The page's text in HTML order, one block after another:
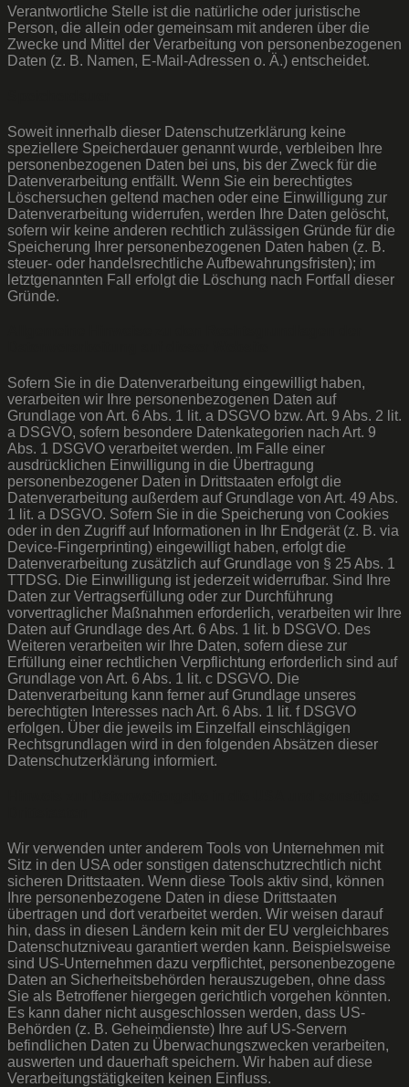
Verantwortliche Stelle ist die natürliche oder juristische
Person, die allein oder gemeinsam mit anderen über die
Zwecke und Mittel der Verarbeitung von personenbezogenen
Daten (z. B. Namen, E-Mail-Adressen o. Ä.) entscheidet.
Soweit innerhalb dieser Datenschutzerklärung keine
speziellere Speicherdauer genannt wurde, verbleiben Ihre
personenbezogenen Daten bei uns, bis der Zweck für die
Datenverarbeitung entfällt. Wenn Sie ein berechtigtes
Löschersuchen geltend machen oder eine Einwilligung zur
Datenverarbeitung widerrufen, werden Ihre Daten gelöscht,
sofern wir keine anderen rechtlich zulässigen Gründe für die
Speicherung Ihrer personenbezogenen Daten haben (z. B.
steuer- oder handelsrechtliche Aufbewahrungsfristen); im
letztgenannten Fall erfolgt die Löschung nach Fortfall dieser
Gründe.
Sofern Sie in die Datenverarbeitung eingewilligt haben,
verarbeiten wir Ihre personenbezogenen Daten auf
Grundlage von Art. 6 Abs. 1 lit. a DSGVO bzw. Art. 9 Abs. 2 lit.
a DSGVO, sofern besondere Datenkategorien nach Art. 9
Abs. 1 DSGVO verarbeitet werden. Im Falle einer
ausdrücklichen Einwilligung in die Übertragung
personenbezogener Daten in Drittstaaten erfolgt die
Datenverarbeitung außerdem auf Grundlage von Art. 49 Abs.
1 lit. a DSGVO. Sofern Sie in die Speicherung von Cookies
oder in den Zugriff auf Informationen in Ihr Endgerät (z. B. via
Device-Fingerprinting) eingewilligt haben, erfolgt die
Datenverarbeitung zusätzlich auf Grundlage von § 25 Abs. 1
TTDSG. Die Einwilligung ist jederzeit widerrufbar. Sind Ihre
Daten zur Vertragserfüllung oder zur Durchführung
vorvertraglicher Maßnahmen erforderlich, verarbeiten wir Ihre
Daten auf Grundlage des Art. 6 Abs. 1 lit. b DSGVO. Des
Weiteren verarbeiten wir Ihre Daten, sofern diese zur
Erfüllung einer rechtlichen Verpflichtung erforderlich sind auf
Grundlage von Art. 6 Abs. 1 lit. c DSGVO. Die
Datenverarbeitung kann ferner auf Grundlage unseres
berechtigten Interesses nach Art. 6 Abs. 1 lit. f DSGVO
erfolgen. Über die jeweils im Einzelfall einschlägigen
Rechtsgrundlagen wird in den folgenden Absätzen dieser
Datenschutzerklärung informiert.
Wir verwenden unter anderem Tools von Unternehmen mit
Sitz in den USA oder sonstigen datenschutzrechtlich nicht
sicheren Drittstaaten. Wenn diese Tools aktiv sind, können
Ihre personenbezogene Daten in diese Drittstaaten
übertragen und dort verarbeitet werden. Wir weisen darauf
hin, dass in diesen Ländern kein mit der EU vergleichbares
Datenschutzniveau garantiert werden kann. Beispielsweise
sind US-Unternehmen dazu verpflichtet, personenbezogene
Daten an Sicherheitsbehörden herauszugeben, ohne dass
Sie als Betroffener hiergegen gerichtlich vorgehen könnten.
Es kann daher nicht ausgeschlossen werden, dass US-
Behörden (z. B. Geheimdienste) Ihre auf US-Servern
befindlichen Daten zu Überwachungszwecken verarbeiten,
auswerten und dauerhaft speichern. Wir haben auf diese
Verarbeitungstätigkeiten keinen Einfluss.